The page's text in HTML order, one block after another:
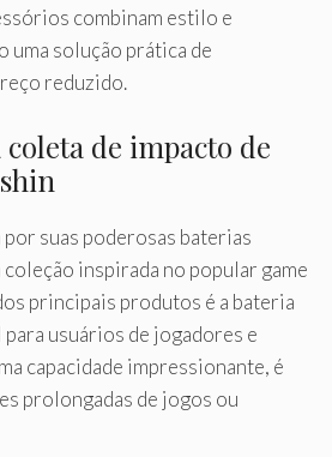
combinam estilo e
uma solução prática de
reduzido.
de impacto de
suas poderosas baterias
coleção inspirada no popular game
principais produtos é a bateria
usuários de jogadores e
capacidade impressionante, é
prolongadas de jogos ou